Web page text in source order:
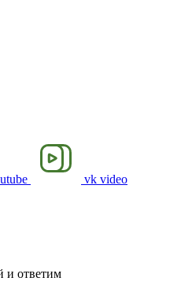
vk video
и ответим